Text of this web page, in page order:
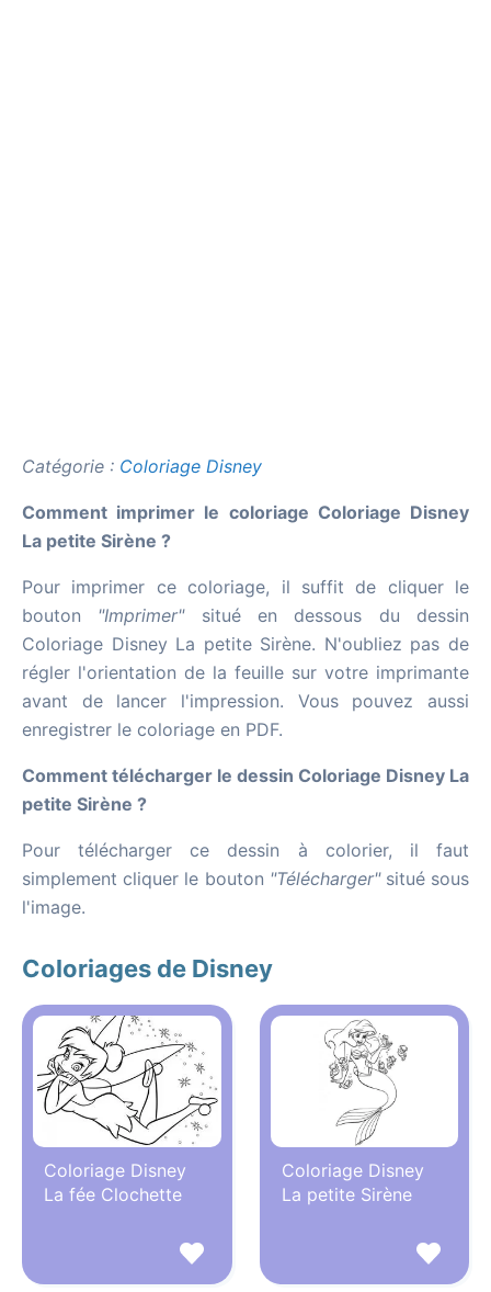
Catégorie : Coloriage Disney
Comment imprimer le coloriage Coloriage Disney
La petite Sirène ?
Pour imprimer ce coloriage, il suffit de cliquer le
bouton "Imprimer"situé en dessous du dessin
Coloriage Disney La petite Sirène. N'oubliez pas de
régler l'orientation de la feuille sur votre imprimante
avant de lancer l'impression. Vous pouvez aussi
enregistrer le coloriage en PDF.
Comment télécharger le dessin Coloriage Disney La
petite Sirène ?
Pour télécharger ce dessin à colorier, il faut
simplement cliquer le bouton "Télécharger"situé sous
l'image.
Coloriages de Disney
Coloriage Disney
La fée Clochette
Coloriage Disney
La petite Sirène